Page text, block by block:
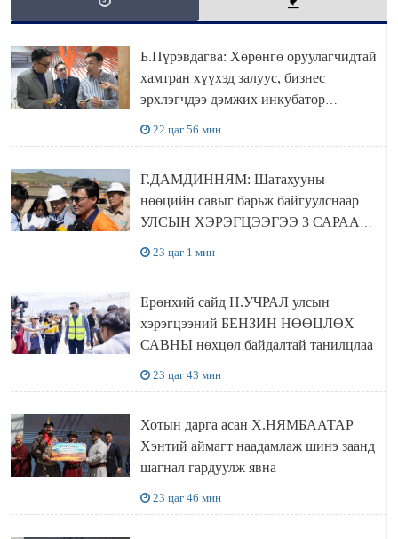
Б.Пүрэвдагва: Хөрөнгө оруулагчидтай
хамтран хүүхэд залуус, бизнес
эрхлэгчдээ дэмжих инкубатор
22 цаг 56 мин
Г.ДАМДИННЯМ: Шатахууны
нөөцийн савыг барьж байгуулснаар
УЛСЫН ХЭРЭГЦЭЭГЭЭ 3 САРААР
23 цаг 1 мин
Ерөнхий сайд Н.УЧРАЛ улсын
хэрэгцээний БЕНЗИН НӨӨЦЛӨХ
САВНЫ нөхцөл байдалтай танилцлаа
23 цаг 43 мин
Хотын дарга асан Х.НЯМБААТАР
Хэнтий аймагт наадамлаж шинэ заанд
шагнал гардуулж явна
23 цаг 46 мин